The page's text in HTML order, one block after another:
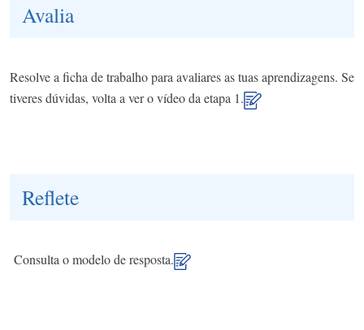
Avalia
Resolve a ficha de trabalho para avaliares as tuas aprendizagens. Se
tiveres dúvidas, volta a ver o vídeo da etapa 1.
Reflete
Consulta o modelo de resposta.